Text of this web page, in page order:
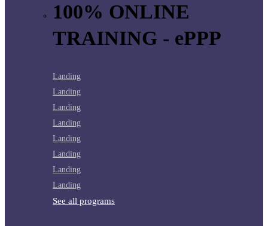
100% ONLINE
TRAINING - ePPP
Landing
Landing
Landing
Landing
Landing
Landing
Landing
Landing
See all programs